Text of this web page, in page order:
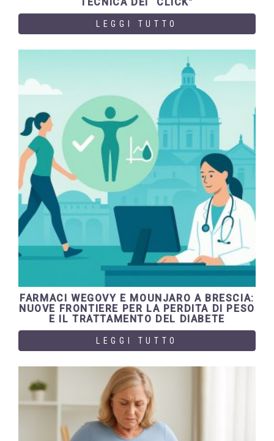
TECNICA DEI “CLICK”
LEGGI TUTTO
FARMACI WEGOVY E MOUNJARO A BRESCIA:
NUOVE FRONTIERE PER LA PERDITA DI PESO
E IL TRATTAMENTO DEL DIABETE
LEGGI TUTTO